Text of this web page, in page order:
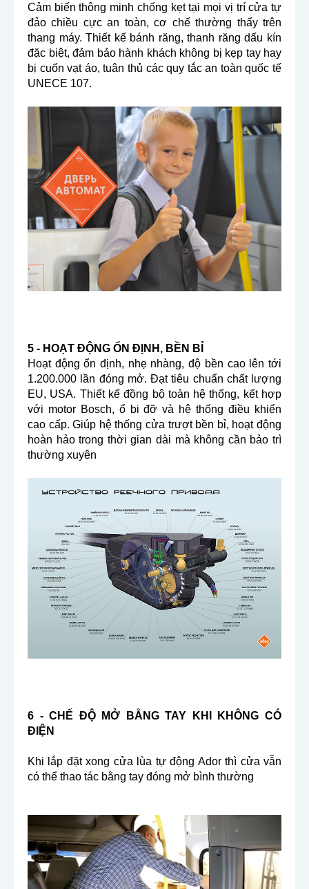
Cảm biến thông minh chống kẹt tại mọi vị trí cửa tự
đảo chiều cực an toàn, cơ chế thường thấy trên
thang máy. Thiết kế bánh răng, thanh răng dấu kín
đặc biệt, đảm bảo hành khách không bị kẹp tay hay
bị cuốn vạt áo, tuân thủ các quy tắc an toàn quốc tế
UNECE 107.
5 - HOẠT ĐỘNG ỔN ĐỊNH, BỀN BỈ
Hoạt động ổn định, nhẹ nhàng, độ bền cao lên tới
1.200.000 lần đóng mở. Đạt tiêu chuẩn chất lượng
EU, USA. Thiết kế đồng bộ toàn hệ thống, kết hợp
với motor Bosch, ổ bi đỡ và hệ thống điều khiển
cao cấp. Giúp hệ thống cửa trượt bền bỉ, hoạt động
hoàn hảo trong thời gian dài mà không cần bảo trì
thường xuyên
6 - CHẾ ĐỘ MỞ BẰNG TAY KHI KHÔNG CÓ
ĐIỆN
Khi lắp đặt xong cửa lùa tự động Ador thì cửa vẫn
có thể thao tác bằng tay đóng mở bình thường